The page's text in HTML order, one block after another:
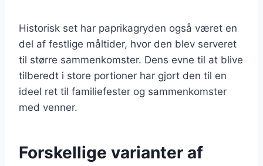
Historisk set har paprikagryden også været en
del af festlige måltider, hvor den blev serveret
til større sammenkomster. Dens evne til at blive
tilberedt i store portioner har gjort den til en
ideel ret til familiefester og sammenkomster
med venner.
Forskellige varianter af